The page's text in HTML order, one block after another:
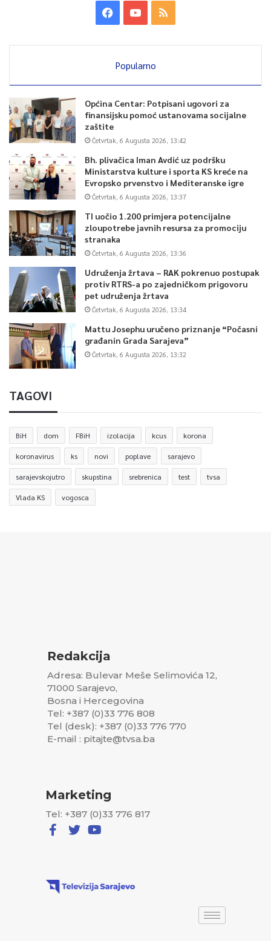
Popularno
Općina Centar: Potpisani ugovori za
finansijsku pomoć ustanovama socijalne
zaštite
Četvrtak, 6 Augusta 2026, 13:42
Bh. plivačica Iman Avdić uz podršku
Ministarstva kulture i sporta KS kreće na
Evropsko prvenstvo i Mediteranske igre
Četvrtak, 6 Augusta 2026, 13:37
TI uočio 1.200 primjera potencijalne
zloupotrebe javnih resursa za promociju
stranaka
Četvrtak, 6 Augusta 2026, 13:36
Udruženja žrtava – RAK pokrenuo postupak
protiv RTRS-a po zajedničkom prigovoru
pet udruženja žrtava
Četvrtak, 6 Augusta 2026, 13:34
Mattu Josephu uručeno priznanje “Počasni
građanin Grada Sarajeva”
Četvrtak, 6 Augusta 2026, 13:32
TAGOVI
BiH dom FBiH izolacija kcus korona
koronavirus ks novi poplave sarajevo
sarajevskojutro skupstina srebrenica test tvsa
Vlada KS vogosca
Redakcija
Adresa: Bulevar Meše Selimovića 12,
71000 Sarajevo,
Bosna i Hercegovina
Tel: +387 (0)33 776 808
Tel (desk): +387 (0)33 776 770
E-mail : pitajte@tvsa.ba
Marketing
Tel: +387 (0)33 776 817